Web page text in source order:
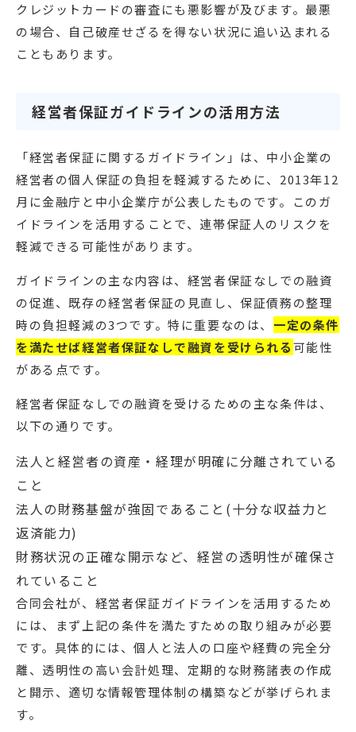
クレジットカードの審査にも悪影響が及びます。最悪
の場合、自己破産せざるを得ない状況に追い込まれる
こともあります。
経営者保証ガイドラインの活用方法
「経営者保証に関するガイドライン」は、中小企業の
経営者の個人保証の負担を軽減するために、2013年12
月に金融庁と中小企業庁が公表したものです。このガ
イドラインを活用することで、連帯保証人のリスクを
軽減できる可能性があります。
ガイドラインの主な内容は、経営者保証なしでの融資
の促進、既存の経営者保証の見直し、保証債務の整理
時の負担軽減の3つです。特に重要なのは、 一定の条件
を満たせば経営者保証なしで融資を受けられる可能性
がある点です。
経営者保証なしでの融資を受けるための主な条件は、
以下の通りです。
法人と経営者の資産・経理が明確に分離されている
こと
法人の財務基盤が強固であること(十分な収益力と
返済能力)
財務状況の正確な開示など、経営の透明性が確保さ
れていること
合同会社が、経営者保証ガイドラインを活用するため
には、まず上記の条件を満たすための取り組みが必要
です。具体的には、個人と法人の口座や経費の完全分
離、透明性の高い会計処理、定期的な財務諸表の作成
と開示、適切な情報管理体制の構築などが挙げられま
す。